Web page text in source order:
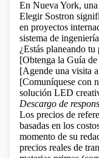
En Nueva York,
Elegir Sostron
en proyectos
sistema de
¿Estás planeando
[Obtenga la Guía
[Agende una visita
[Comuníquese con
solución LED
Descargo de
Los precios de
basadas en los
momento de su
precios reales de